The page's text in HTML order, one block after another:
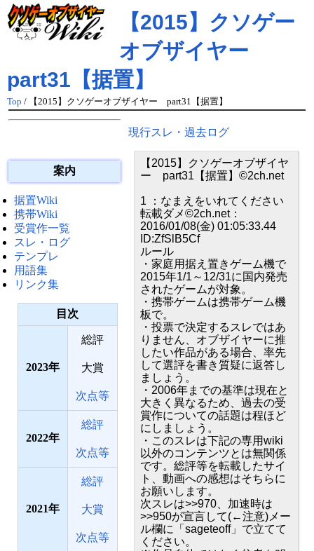
【2015】クソゲー
オブザイヤー
part31【据置】
Top / 【2015】クソゲーオブザイヤー part31【据置】
案内
据置Wiki
携帯Wiki
受賞作一覧
スレ・ログ
テンプレ
用語集
リンク集
目次
2023
総評
大賞
次点等
2022
総評
次点等
2021
総評
大賞
次点等
現行スレ・過去ログ
【2015】クソゲーオブザイヤ
ー part31【据置】©2ch.net
1 ：なまえをいれてください
転載ダメ©2ch.net：
2016/01/08(金) 01:05:33.44
ID:ZfSlB5Cf
ルール
・家庭用据え置きゲーム機で
2015年1/1～12/31に国内発売
されたゲームが対象。
・携帯ゲームは携帯ゲーム機
板で。
・投票で決定するスレではあ
りません、オブザイヤーに推
したい作品がある場合、率先
して選評を書き質疑に返答し
ましょう。
・2006年までの基準は現在と
大きく異なるため、過去の受
賞作についての話題は程ほど
にしましょう。
・このスレは下記の専用wiki
以外のコンテンツとは無関係
です。総評等を転載したサイ
ト、動画への感想はそちらに
お願いします。
次スレは>>970、加速時は
>>950が宣言して(←注意)メー
ル欄に「sageteoff」で立てて
ください。